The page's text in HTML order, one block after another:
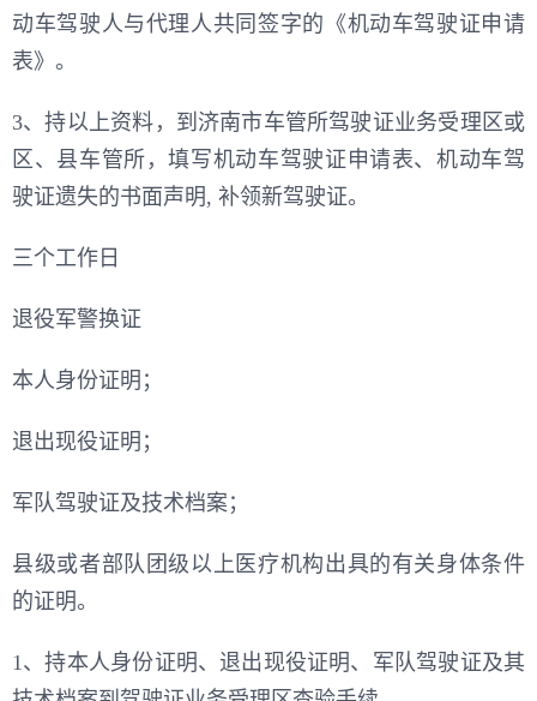
动车驾驶人与代理人共同签字的《机动车驾驶证申请
表》。
3、持以上资料，到济南市车管所驾驶证业务受理区或
区、县车管所，填写机动车驾驶证申请表、机动车驾
驶证遗失的书面声明, 补领新驾驶证。
三个工作日
退役军警换证
本人身份证明；
退出现役证明；
军队驾驶证及技术档案；
县级或者部队团级以上医疗机构出具的有关身体条件
的证明。
1、持本人身份证明、退出现役证明、军队驾驶证及其